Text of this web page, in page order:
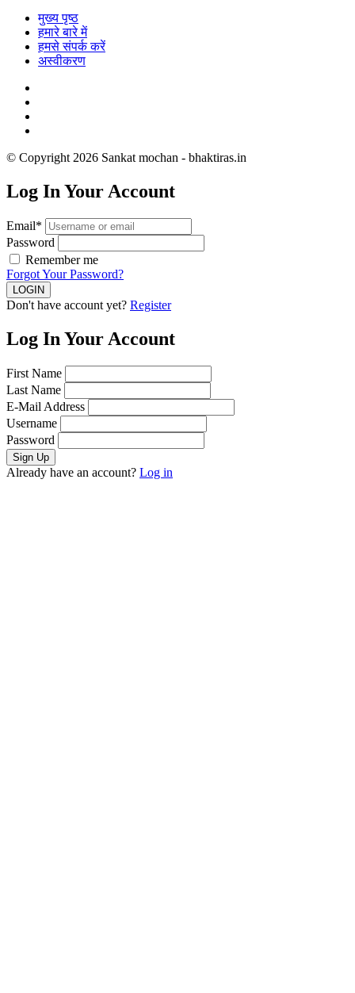
मुख्य पृष्ठ
हमारे बारे में
हमसे संपर्क करें
अस्वीकरण
© Copyright 2026 Sankat mochan - bhaktiras.in
Log In Your Account
Email*
Password
Remember me
Forgot Your Password?
Don't have account yet? Register
Log In Your Account
First Name
Last Name
E-Mail Address
Username
Password
Already have an account? Log in